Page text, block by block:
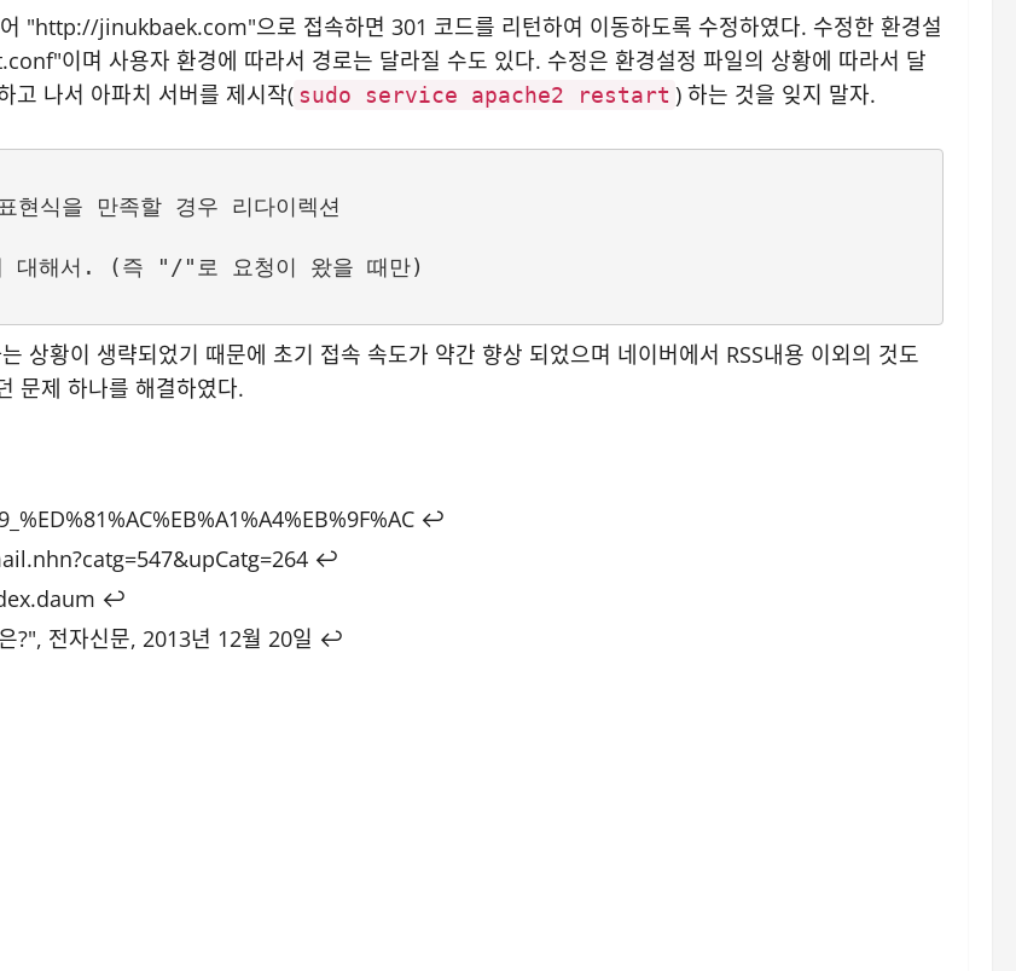
"http://jinukbaek.com"으로 접속하면 301 코드를 리턴하여 이동하도록 수정하였다. 수정한 환경설
이며 사용자 환경에 따라서 경로는 달라질 수도 있다. 수정은 환경설정 파일의 상황에 따라서 달
고 나서 아파치 서버를 제시작( sudo service apache2 restart ) 하는 것을 잊지 말자.
식을 만족할 경우 리다이렉션
대해서. (즉 "/"로 요청이 왔을 때만)
상황이 생략되었기 때문에 초기 접속 속도가 약간 향상 되었으며 네이버에서 RSS내용 이외의 것도
문제 하나를 해결하였다.
↩
↩
↩
?", 전자신문, 2013년 12월 20일 ↩